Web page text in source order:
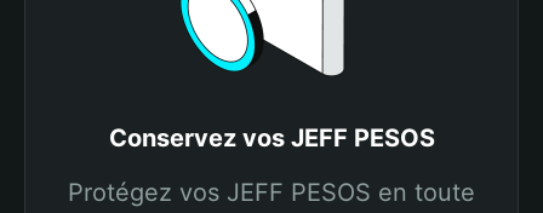
Conservez vos JEFF PESOS
Protégez vos JEFF PESOS en toute